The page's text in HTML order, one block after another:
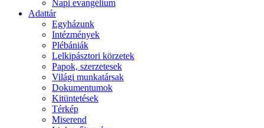
Napi evangélium
Adattár
Egyházunk
Intézmények
Plébániák
Lelkipásztori körzetek
Papok, szerzetesek
Világi munkatársak
Dokumentumok
Kitüntetések
Térkép
Miserend